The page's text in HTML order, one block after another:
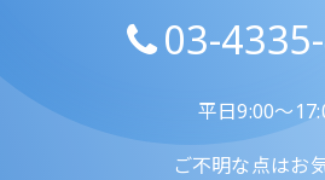
03-
平日9:00～
ご不明な点はお